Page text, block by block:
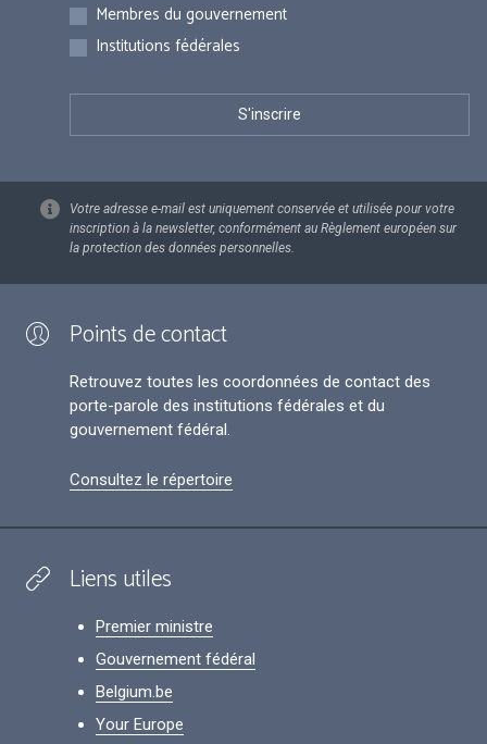
Membres du gouvernement
Institutions fédérales
Votre adresse e-mail est uniquement conservée et utilisée pour votre
inscription à la newsletter, conformément au Règlement européen sur
la protection des données personnelles.
Points de contact
Retrouvez toutes les coordonnées de contact des
porte-parole des institutions fédérales et du
gouvernement fédéral.
Consultez le répertoire
Liens utiles
Premier ministre
Gouvernement fédéral
Belgium.be
Your Europe